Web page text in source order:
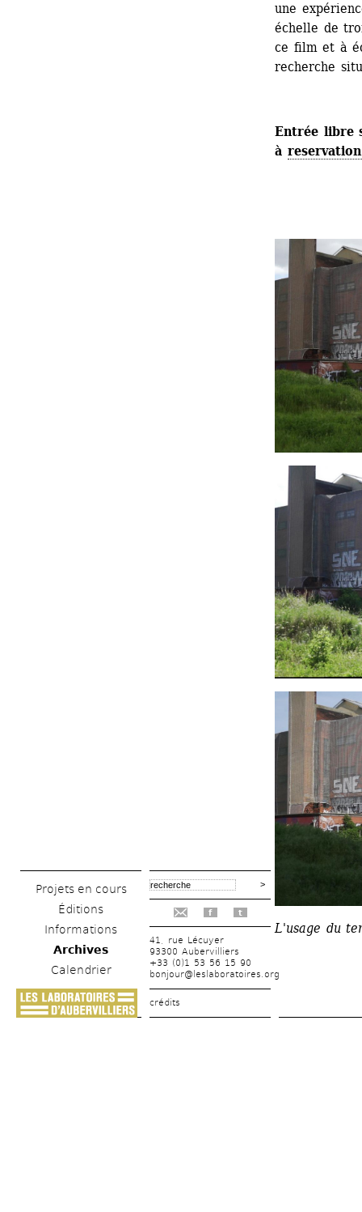
Projets en cours
Éditions
Informations
Archives
Calendrier
f t
41, rue Lécuyer
93300 Aubervilliers
+33 (0)1 53 56 15 90
bonjour@leslaboratoires.org
crédits
une
échelle de
ce film et à
recherche
Entrée libre
à
L'usage du